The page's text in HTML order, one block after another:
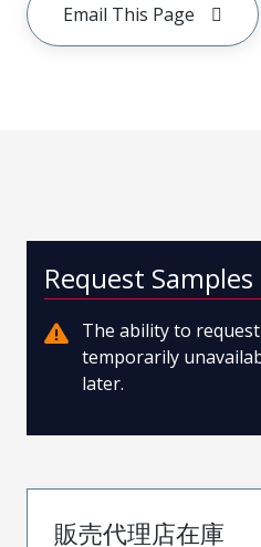
Email This Page
Request Samples
The ability to
temporarily
later.
販売代理店在庫